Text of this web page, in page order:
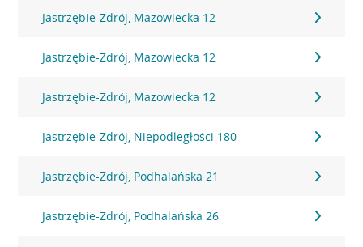
Jastrzębie-Zdrój, Mazowiecka 12
Jastrzębie-Zdrój, Mazowiecka 12
Jastrzębie-Zdrój, Mazowiecka 12
Jastrzębie-Zdrój, Niepodległości 180
Jastrzębie-Zdrój, Podhalańska 21
Jastrzębie-Zdrój, Podhalańska 26